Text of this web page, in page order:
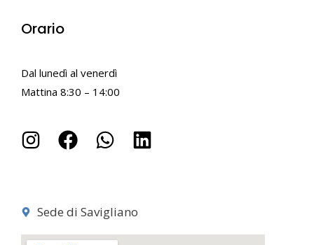
Orario
Dal lunedì al venerdì
Mattina 8:30 – 14:00
Sede di Savigliano